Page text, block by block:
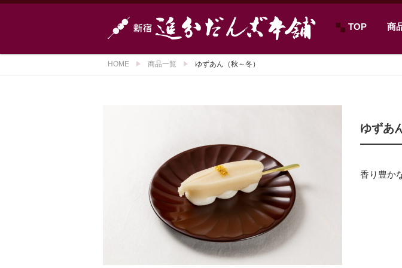
TOP 商
HOME 商品一覧 ゆずあん（秋～冬）
ゆずあ
香り豊か